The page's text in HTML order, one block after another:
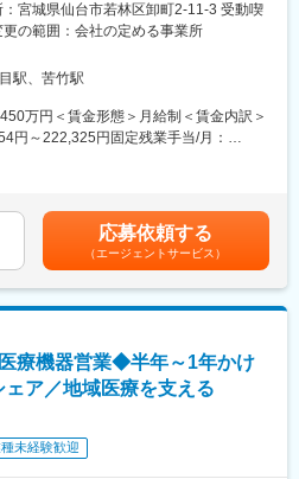
の教育体制：
、3か月～最大1年程度は先輩に同行し
材を覚えていただきます。その間は営
や勉強会等で製品について覚えていた
知識を自発的に習得する必要がありま
ートがあるため安心です。
商社としてトップクラスの実績を誇る
置回収業務をお任せします。
者宅や介護施設に酸素濃縮装置や酸素
操作説明や安全管理を行う仕事です。
介護スタッフに操作方法、注意点、緊
や不具合発生時の迅速な対応。
離脱した際の機器・ボンベ回収。
められます。
：宮城県仙台市若林区卸町2-11-3 受動喫
の範囲：会社の定める事業所
駅、苦竹駅
万円＜賃金形態＞月給制＜賃金内訳＞
円～222,325円固定残業手当/月：
額であり、選考を通じて上下する可能
金額は給与によって異なります。■昇
昨年実績：3カ月以上）賃金はあくまで
を通じて上下する可能性があります。
めた表記です。
応募依頼する
（エージェントサービス）
療機器営業◆半年～1年かけ
ア／地域医療を支える
未経験歓迎